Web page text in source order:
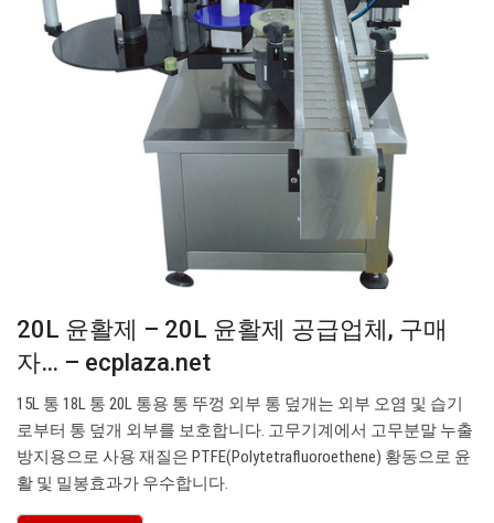
20L 윤활제 – 20L 윤활제 공급업체, 구매
자… – ecplaza.net
15L 통 18L 통 20L 통용 통 뚜껑 외부 통 덮개는 외부 오염 및 습기
로부터 통 덮개 외부를 보호합니다. 고무기계에서 고무분말 누출
방지용으로 사용 재질은 PTFE(Polytetrafluoroethene) 황동으로 윤
활 및 밀봉효과가 우수합니다.